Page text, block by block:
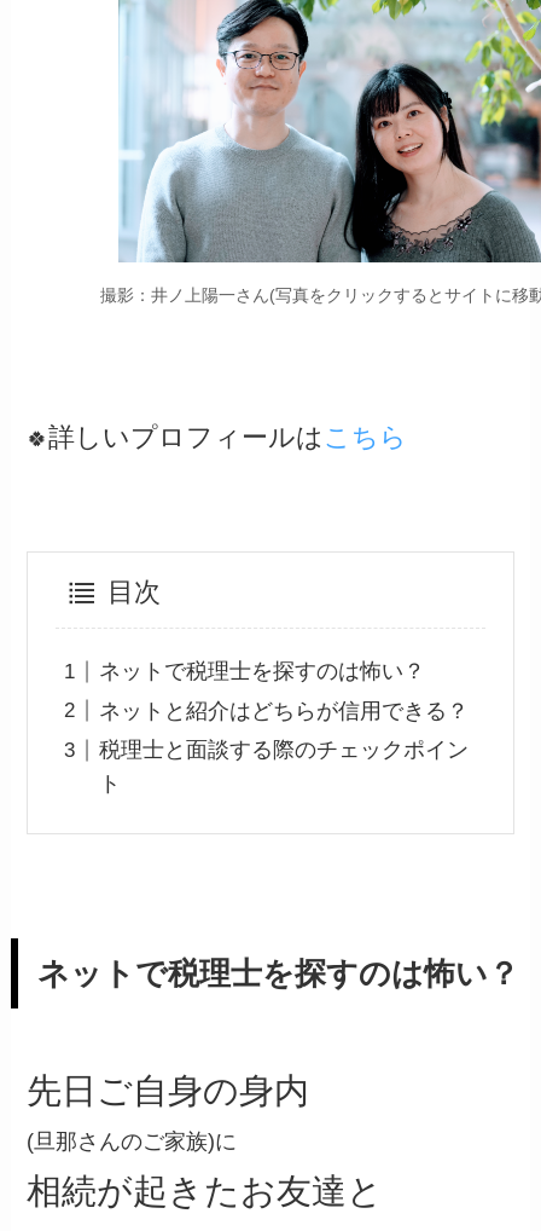
撮影：井ノ上陽一さん(写真をクリックするとサイトに移
🍀詳しいプロフィールは こちら
目次
ネットで税理士を探すのは怖い？
ネットと紹介はどちらが信用できる？
税理士と面談する際のチェックポイン
ト
ネットで税理士を探すのは怖い？
先日ご自身の身内
(旦那さんのご家族)に
相続が起きたお友達と